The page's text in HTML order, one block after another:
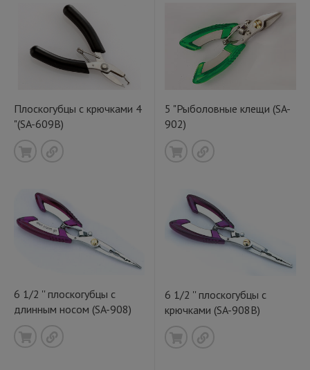
Плоскогубцы с крючками 4
"(SA-609B)
5 "Рыболовные клещи (SA-
902)
6 1/2 '' плоскогубцы с
длинным носом (SA-908)
6 1/2 '' плоскогубцы с
крючками (SA-908B)